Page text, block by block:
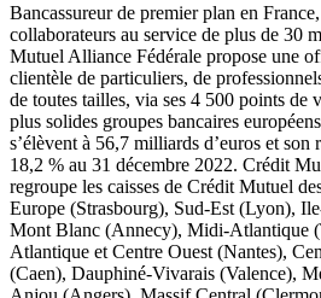
Bancassureur de premier plan en
collaborateurs au service de plus de 30
Mutuel Alliance Fédérale propose une
clientèle de particuliers, de
de toutes tailles, via ses 4 500 points de
plus solides groupes bancaires
s’élèvent à 56,7 milliards d’euros et son
18,2 % au 31 décembre 2022. Crédit
regroupe les caisses de Crédit Mutuel
Europe (Strasbourg), Sud-Est (Lyon),
Mont Blanc (Annecy), Midi-Atlantique
Atlantique et Centre Ouest (Nantes),
(Caen), Dauphiné-Vivarais (Valence),